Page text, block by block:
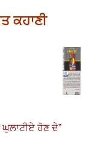
ਕਹਾਣੀ
ਘੁਲਾਟੀਏ ਹੋਣ ਦੇ”